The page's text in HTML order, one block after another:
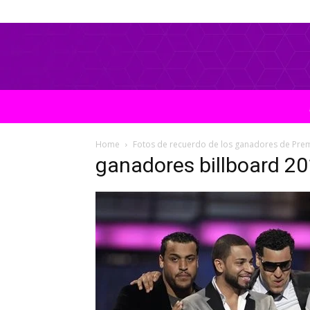
Home Fotos de recuerdo de los ganadores de
ganadores billboard